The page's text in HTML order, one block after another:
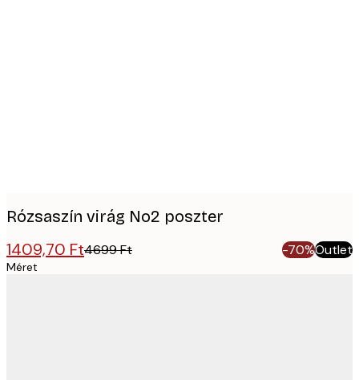
Rózsaszín virág No2 poszter
1409,70 Ft4699 Ft -70%Outlet
Méret